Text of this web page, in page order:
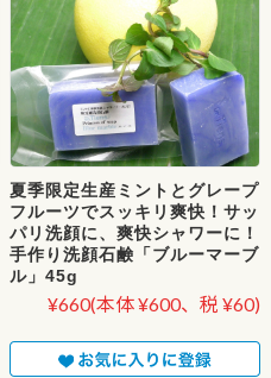
夏季限定生産ミントとグレープ
フルーツでスッキリ爽快！サッ
パリ洗顔に、爽快シャワーに！
手作り洗顔石鹸「ブルーマーブ
ル」45g
¥660(本体 ¥600、税 ¥60)